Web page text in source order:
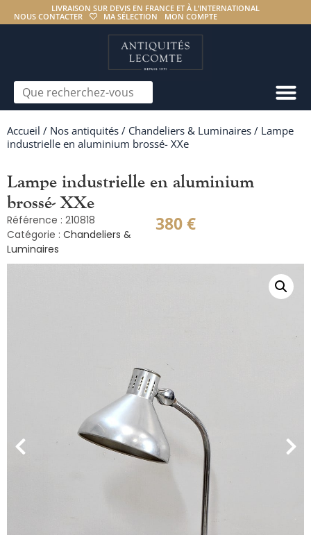
LIVRAISON SUR DEVIS EN FRANCE ET À L’INTERNATIONAL
NOUS CONTACTER
MA SÉLECTION MON COMPTE
Accueil / Nos antiquités / Chandeliers & Luminaires / Lampe
industrielle en aluminium brossé- XXe
Lampe industrielle en aluminium
brossé- XXe
Référence : 210818
Catégorie : Chandeliers &
Luminaires
380€